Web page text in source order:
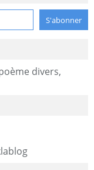
divers,